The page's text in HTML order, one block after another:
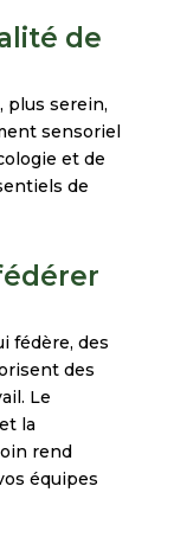
de
plus serein,
sensoriel
et de
de
fédère, des
des
Le
la
rend
équipes